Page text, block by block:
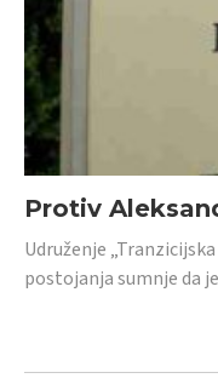
Protiv
Udruženje
postojanja sumnje da